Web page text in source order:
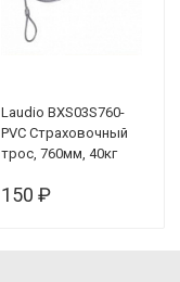
Laudio BXS03S760-
PVC Страховочный
трос, 760мм, 40кг
150 ₽